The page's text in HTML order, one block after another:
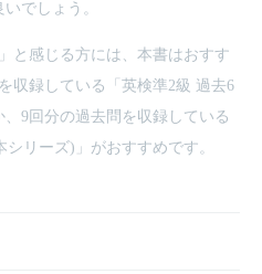
でしょう。
と感じる方には、本書はおすす
収録している「 英検準2級 過去6
、9回分の過去問を収録している
シリーズ) 」がおすすめです。